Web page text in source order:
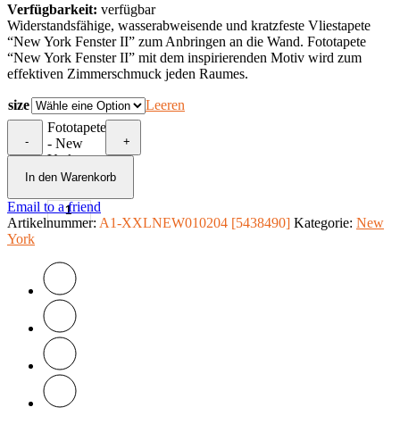
Verfügbarkeit: verfügbar
Widerstandsfähige, wasserabweisende und kratzfeste Vliestapete
“New York Fenster II” zum Anbringen an die Wand. Fototapete
“New York Fenster II” mit dem inspirierenden Motiv wird zum
effektiven Zimmerschmuck jeden Raumes.
size Leeren
-
Fototapete
- New
York
Fenster II
+
In den Warenkorb
Email to a friend
Artikelnummer: A1-XXLNEW010204 [5438490] Kategorie: New
York